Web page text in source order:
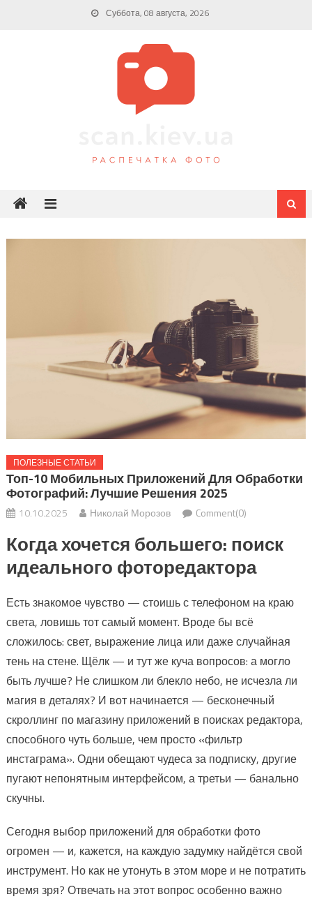
Суббота, 08 августа, 2026
ПОЛЕЗНЫЕ СТАТЬИ
Топ-10 Мобильных Приложений Для Обработки
Фотографий: Лучшие Решения 2025
10.10.2025 Николай Морозов Comment(0)
Когда хочется большего: поиск
идеального фоторедактора
Есть знакомое чувство — стоишь с телефоном на краю
света, ловишь тот самый момент. Вроде бы всё
сложилось: свет, выражение лица или даже случайная
тень на стене. Щёлк — и тут же куча вопросов: а могло
быть лучше? Не слишком ли блекло небо, не исчезла ли
магия в деталях? И вот начинается — бесконечный
скроллинг по магазину приложений в поисках редактора,
способного чуть больше, чем просто «фильтр
инстаграма». Одни обещают чудеса за подписку, другие
пугают непонятным интерфейсом, а третьи — банально
скучны.
Сегодня выбор приложений для обработки фото
огромен — и, кажется, на каждую задумку найдётся свой
инструмент. Но как не утонуть в этом море и не потратить
время зря? Отвечать на этот вопрос особенно важно